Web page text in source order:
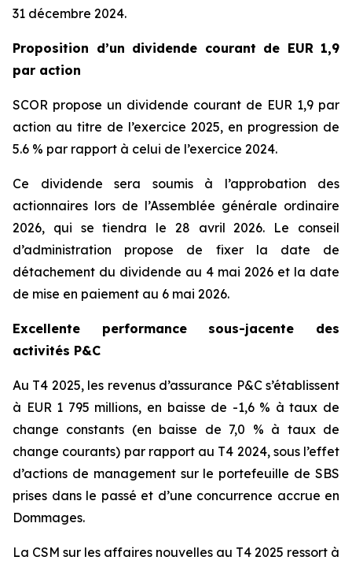
31 décembre 2024.
Proposition d’un dividende courant de EUR 1,9
par action
SCOR propose un dividende courant de EUR 1,9 par
action au titre de l’exercice 2025, en progression de
5.6 % par rapport à celui de l’exercice 2024.
Ce dividende sera soumis à l’approbation des
actionnaires lors de l’Assemblée générale ordinaire
2026, qui se tiendra le 28 avril 2026. Le conseil
d’administration propose de fixer la date de
détachement du dividende au 4 mai 2026 et la date
de mise en paiement au 6 mai 2026.
Excellente performance sous-jacente des
activités P&C
Au T4 2025, les revenus d’assurance P&C s’établissent
à EUR 1 795 millions, en baisse de -1,6 % à taux de
change constants (en baisse de 7,0 % à taux de
change courants) par rapport au T4 2024, sous l’effet
d’actions de management sur le portefeuille de SBS
prises dans le passé et d’une concurrence accrue en
Dommages.
La CSM sur les affaires nouvelles au T4 2025 ressort à